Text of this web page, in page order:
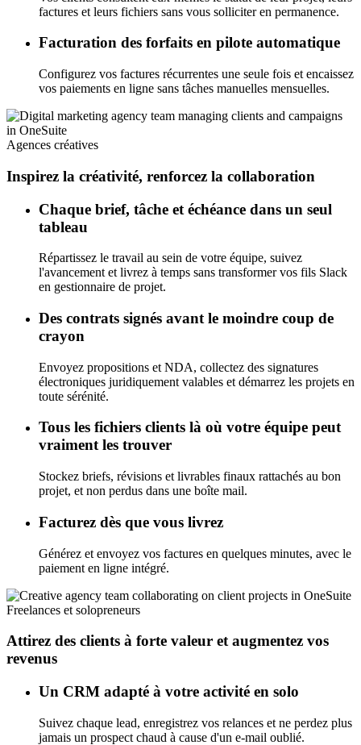
factures et leurs fichiers sans vous solliciter en permanence.
Facturation des forfaits en pilote automatique
Configurez vos factures récurrentes une seule fois et encaissez
vos paiements en ligne sans tâches manuelles mensuelles.
Agences créatives
Inspirez la créativité, renforcez la collaboration
Chaque brief, tâche et échéance dans un seul
tableau
Répartissez le travail au sein de votre équipe, suivez
l'avancement et livrez à temps sans transformer vos fils Slack
en gestionnaire de projet.
Des contrats signés avant le moindre coup de
crayon
Envoyez propositions et NDA, collectez des signatures
électroniques juridiquement valables et démarrez les projets en
toute sérénité.
Tous les fichiers clients là où votre équipe peut
vraiment les trouver
Stockez briefs, révisions et livrables finaux rattachés au bon
projet, et non perdus dans une boîte mail.
Facturez dès que vous livrez
Générez et envoyez vos factures en quelques minutes, avec le
paiement en ligne intégré.
Freelances et solopreneurs
Attirez des clients à forte valeur et augmentez vos
revenus
Un CRM adapté à votre activité en solo
Suivez chaque lead, enregistrez vos relances et ne perdez plus
jamais un prospect chaud à cause d'un e-mail oublié.